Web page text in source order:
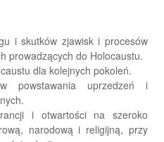
i skutków zjawisk i procesów
prowadzących do Holocaustu.
dla kolejnych pokoleń.
powstawania uprzedzeń i
i otwartości na szeroko
narodową i religijną, przy